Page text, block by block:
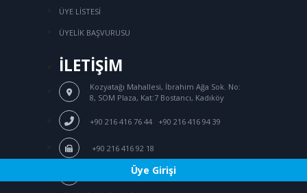
Üye Girişi
ÜYE LİSTESİ
ÜYELİK BAŞVURUSU
İLETİŞİM
Kozyatağı Mahallesi, İbrahim Ağa Sok. No:
8, SOM Plaza, Kat:7 Bostancı, Kadıköy
+90 216 416 76 44/ +90 216 416 94 39
+90 216 416 92 18
tksd@tksd.org.tr